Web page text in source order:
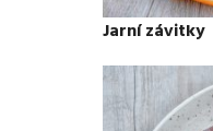
Jarní závitky